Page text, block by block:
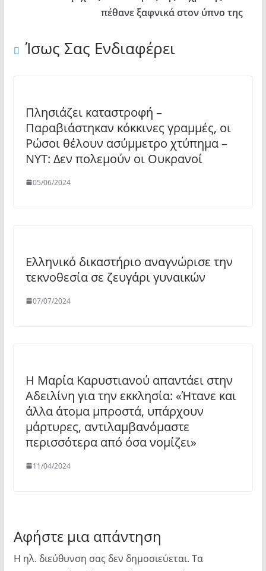
πέθανε ξαφνικά στον ύπνο της
Ίσως Σας Ενδιαφέρει
Πλησιάζει καταστροφή –
Παραβιάστηκαν κόκκινες γραμμές, οι
Ρώσοι θέλουν ασύμμετρο χτύπημα –
NYT: Δεν πολεμούν οι Ουκρανοί
05/06/2024
Ελληνικό δικαστήριο αναγνώρισε την
τεκνοθεσία σε ζευγάρι γυναικών
07/07/2024
Η Μαρία Καρυστιανού απαντάει στην
Αδειλίνη για την εκκλησία: «Ήτανε και
άλλα άτομα μπροστά, υπάρχουν
μάρτυρες, αντιλαμβανόμαστε
περισσότερα από όσα νομίζει»
11/04/2024
Αφήστε μια απάντηση
Η ηλ. διεύθυνση σας δεν δημοσιεύεται. Τα